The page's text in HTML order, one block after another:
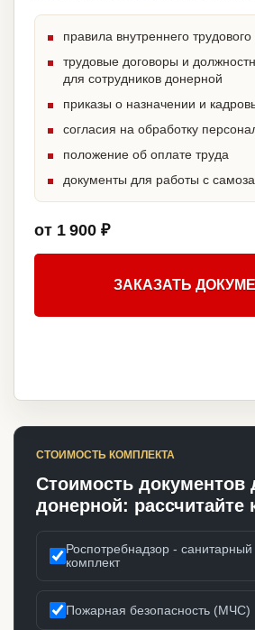
правила внутреннего
трудовые договоры и
для сотрудников донерной
приказы о назначении и
согласия на обработку
положение об оплате труда
документы для работы с
от 1 900 ₽
ЗАКАЗАТЬ
СТОИМОСТЬ КОМПЛЕКТА
Стоимость документов
донерной: рассчитайте
Роспотребнадзор - санитарный
комплект
Пожарная безопасность (МЧС)